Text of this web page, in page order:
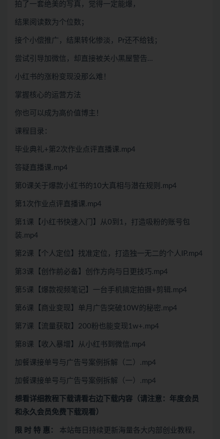
拍了一套绝美的写真，觉得一定能爆，
结果阅读数为个位数；
接个小偿推广，结果转化惨淡，Pr还不给钱；
尝试引导加微信，却直接被关小黑屋警告…
小红书的涨粉变现没那么难！
掌握核心的运营方法
你也可以成为高价值博主！
课程目录：
毕业典礼+第2次作业点评直播课.mp4
答疑直播课.mp4
第0课关于爆款小红书的10大真相与潜在规则.mp4
第1次作业点评直播课.mp4
第1课【小红书快速入门】从0到1，打造吸粉的账号包
装.mp4
第2课【个人定位】找准定位，打造独一无二的个人IP.mp4
第3课【创作前必备】创作方向与日更技巧.mp4
第5课【爆款视频笔记】一台手机搞定拍摄+剪辑.mp4
第6课【商业变现】单月广告突破10W的秘密.mp4
第7课【流量获取】200粉也能变现1w+.mp4
第8课【收入暴增】从小红书到微信.mp4
加餐课接单号与广告号案例拆解（二）.mp4
加餐课接单号与广告号案例拆解（一）.mp4
想看详细教程下载请看右边下载内容 （请注意：年度会员
和永久会员免费下载观看）
限 时 特 惠： 本站每日持续更新海量各大内部创业教程，